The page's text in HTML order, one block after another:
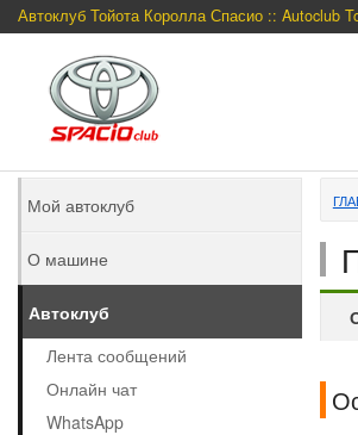
Автоклуб Тойота Королла Спасио :: Autoclub
Мой автоклуб
О машине
Автоклуб
Лента сообщений
Онлайн чат
WhatsApp